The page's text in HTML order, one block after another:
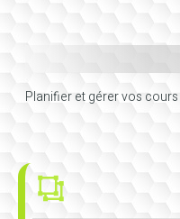
Planifier et gérer vos